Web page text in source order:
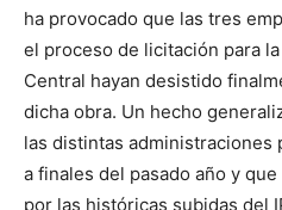
ha provocado que las tres
el proceso de licitación para
Central hayan desistido
dicha obra. Un hecho
las distintas administraciones
a finales del pasado año y
por las históricas subidas del